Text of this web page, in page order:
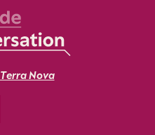
Terra Nova